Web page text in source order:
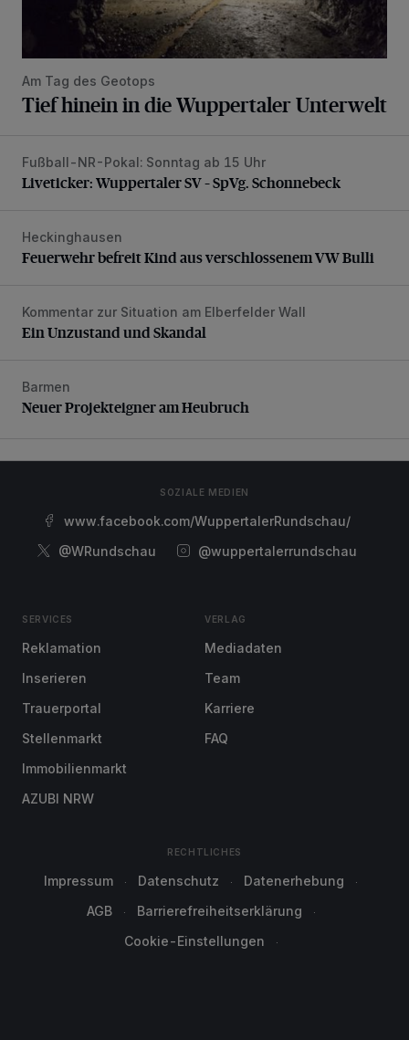
Am Tag des Geotops
Tief hinein in die Wuppertaler Unterwelt
Liveticker: Wuppertaler SV – SpVg. Schonnebeck
Fußball-NR-Pokal: Sonntag ab 15 Uhr
Liveticker: Wuppertaler SV – SpVg. Schonnebeck
Feuerwehr befreit Kind aus verschlossenem VW Bulli
Heckinghausen
Feuerwehr befreit Kind aus verschlossenem VW Bulli
Ein Unzustand und Skandal
Kommentar zur Situation am Elberfelder Wall
Ein Unzustand und Skandal
Neuer Projekteigner am Heubruch
Barmen
Neuer Projekteigner am Heubruch
SOZIALE MEDIEN
www.facebook.com/WuppertalerRundschau/
@WRundschau
@wuppertalerrundschau
SERVICES
Reklamation
Inserieren
Trauerportal
Stellenmarkt
Immobilienmarkt
AZUBI NRW
VERLAG
Mediadaten
Team
Karriere
FAQ
RECHTLICHES
Impressum Datenschutz
Datenerhebung
AGB
Barrierefreiheitserklärung
Cookie-Einstellungen